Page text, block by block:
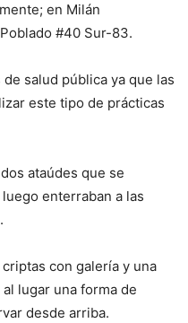
en Milán
#40 Sur-83.
salud pública ya que las
este tipo de prácticas
ataúdes que se
enterraban a las
con galería y una
lugar una forma de
desde arriba.